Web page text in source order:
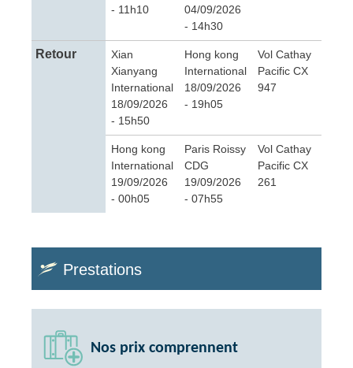
- 11h10
04/09/2026
- 14h30
Retour
Xian
Xianyang
International
18/09/2026
- 15h50
Hong kong
International
18/09/2026
- 19h05
Vol Cathay
Pacific CX
947
Hong kong
International
19/09/2026
- 00h05
Paris Roissy
CDG
19/09/2026
- 07h55
Vol Cathay
Pacific CX
261
Prestations
Nos prix comprennent